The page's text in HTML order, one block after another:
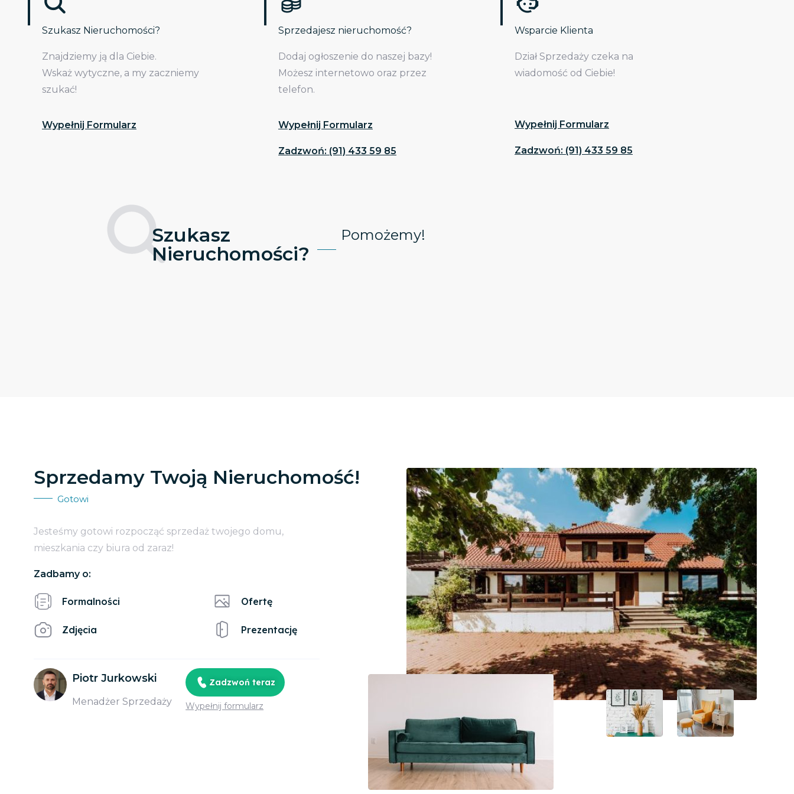
Szukasz Nieruchomości?
Znajdziemy ją dla Ciebie.
Wskaż wytyczne, a my zaczniemy
szukać!
Wypełnij Formularz
Sprzedajesz nieruchomość?
Dodaj ogłoszenie do naszej bazy!
Możesz internetowo oraz przez
telefon.
Wypełnij Formularz
Zadzwoń: (91) 433 59 85
Wsparcie Klienta
Dział Sprzedaży czeka na
wiadomość od Ciebie!
Wypełnij Formularz
Zadzwoń: (91) 433 59 85
Szukasz
Nieruchomości?
Pomożemy!
Sprzedamy Twoją Nieruchomość!
Gotowi
Jesteśmy gotowi rozpocząć sprzedaż twojego domu,
mieszkania czy biura od zaraz!
Zadbamy o:
Formalności
Zdjęcia
Ofertę
Prezentację
Piotr Jurkowski
Menadżer Sprzedaży
Zadzwoń teraz
Wypełnij formularz